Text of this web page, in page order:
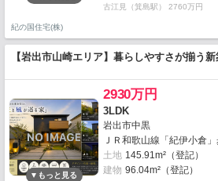
古江見（箕島駅） 2760万円
紀の国住宅(株)
【岩出市山崎エリア】暮らしやすさが揃う
2930万円
3LDK
岩出市中黒
ＪＲ和歌山線「紀伊小倉
土地 145.91m²（登記）
建物 96.04m²（登記）